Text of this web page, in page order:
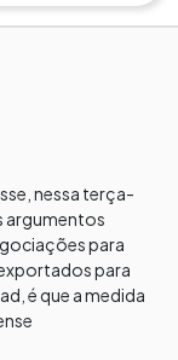
nessa terça-
argumentos
para
para
é que a medida